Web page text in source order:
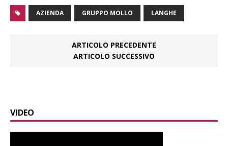
AZIENDA GRUPPO MOLLO LANGHE
ARTICOLO PRECEDENTE
ARTICOLO SUCCESSIVO
VIDEO